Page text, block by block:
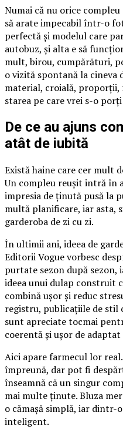
Numai că nu orice
să arate impecabil într-o
perfectă și modelul care
autobuz, și alta e să
mult, birou, cumpărături,
o vizită spontană la cineva
material, croială, proporții,
starea pe care vrei s-o
De ce au ajuns
atât de iubită
Există haine care cer mult
Un compleu reușit intră în
impresia de ținută pusă la
multă planificare, iar asta,
garderoba de zi cu zi.
În ultimii ani, ideea de
Editorii Vogue vorbesc
purtate sezon după sezon,
ideea unui dulap construit
combină ușor și reduc
registru, publicațiile de stil
sunt apreciate tocmai
coerentă și ușor de
Aici apare farmecul lor
împreună, dar pot fi
înseamnă că un singur
mai multe ținute. Bluza
o cămașă simplă, iar dintr-
inteligent.